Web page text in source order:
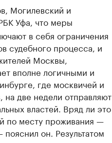
Могилевский и
Уфа, что меры
в себя ограничения
судебного процесса, и
Москвы,
вполне логичными и
где москвичей и
на две недели отправляют
властей. Вряд ли это
по месту проживания —
он. Результатом